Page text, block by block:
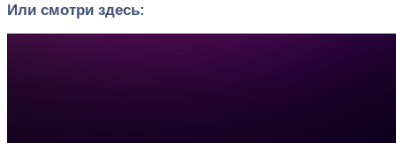
Или смотри здесь: